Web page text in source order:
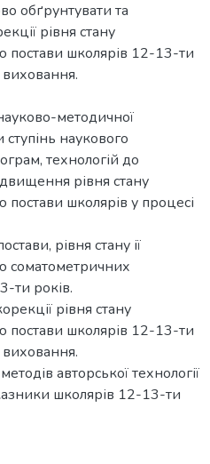
обґрунтувати та
рівня стану
постави школярів 12-13-ти
виховання.
методичної
ступінь наукового
технологій до
рівня стану
школярів у процесі
рівня стану ії
соматометричних
ти років.
рівня стану
постави школярів 12-13-ти
виховання.
авторської технології
школярів 12-13-ти